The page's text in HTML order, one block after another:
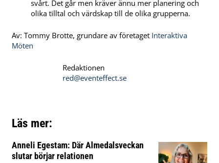
svårt. Det går men kräver ännu mer planering och
olika tilltal och värdskap till de olika grupperna.
Av: Tommy Brotte, grundare av företaget Interaktiva
Möten
Redaktionen
red@eventeffect.se
Läs mer:
Anneli Egestam: Där Almedalsveckan
slutar börjar relationen